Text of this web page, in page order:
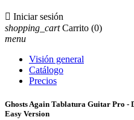
 Iniciar sesión
shopping_cart Carrito (0)
menu
Visión general
Catálogo
Precios
Ghosts Again Tablatura Guitar Pro -
Easy Version